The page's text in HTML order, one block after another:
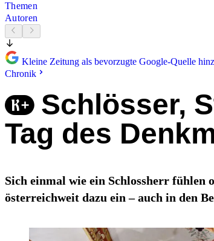
Themen
Autoren
Kleine Zeitung als bevorzugte Google-Quelle
Chronik
Schlösser,
Tag des
Sich einmal wie ein Schlossherr fühlen
österreichweit dazu ein – auch in den